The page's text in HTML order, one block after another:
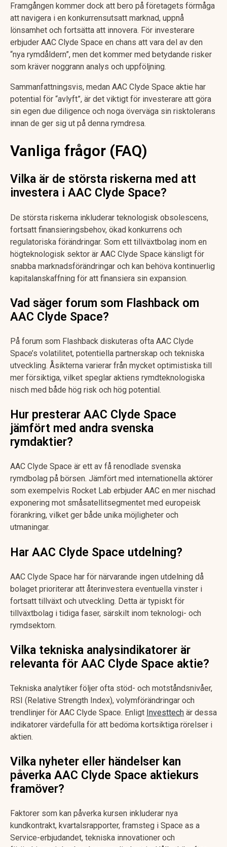
Framgången kommer dock att bero på företagets förmåga
att navigera i en konkurrensutsatt marknad, uppnå
lönsamhet och fortsätta att innovera. För investerare
erbjuder AAC Clyde Space en chans att vara del av den
“nya rymdåldern”, men det kommer med betydande risker
som kräver noggrann analys och uppföljning.
Sammanfattningsvis, medan AAC Clyde Space aktie har
potential för “avlyft”, är det viktigt för investerare att göra
sin egen due diligence och noga överväga sin risktolerans
innan de ger sig ut på denna rymdresa.
Vanliga frågor (FAQ)
Vilka är de största riskerna med att
investera i AAC Clyde Space?
De största riskerna inkluderar teknologisk obsolescens,
fortsatt finansieringsbehov, ökad konkurrens och
regulatoriska förändringar. Som ett tillväxtbolag inom en
högteknologisk sektor är AAC Clyde Space känsligt för
snabba marknadsförändringar och kan behöva kontinuerlig
kapitalanskaffning för att finansiera sin expansion.
Vad säger forum som Flashback om
AAC Clyde Space?
På forum som Flashback diskuteras ofta AAC Clyde
Space’s volatilitet, potentiella partnerskap och tekniska
utveckling. Åsikterna varierar från mycket optimistiska till
mer försiktiga, vilket speglar aktiens rymdteknologiska
nisch med både hög risk och hög potential.
Hur presterar AAC Clyde Space
jämfört med andra svenska
rymdaktier?
AAC Clyde Space är ett av få renodlade svenska
rymdbolag på börsen. Jämfört med internationella aktörer
som exempelvis Rocket Lab erbjuder AAC en mer nischad
exponering mot småsatellitsegmentet med europeisk
förankring, vilket ger både unika möjligheter och
utmaningar.
Har AAC Clyde Space utdelning?
AAC Clyde Space har för närvarande ingen utdelning då
bolaget prioriterar att återinvestera eventuella vinster i
fortsatt tillväxt och utveckling. Detta är typiskt för
tillväxtbolag i tidiga faser, särskilt inom teknologi- och
rymdsektorn.
Vilka tekniska analysindikatorer är
relevanta för AAC Clyde Space aktie?
Tekniska analytiker följer ofta stöd- och motståndsnivåer,
RSI (Relative Strength Index), volymförändringar och
trendlinjer för AAC Clyde Space. Enligt Investtech är dessa
indikatorer värdefulla för att bedöma kortsiktiga rörelser i
aktien.
Vilka nyheter eller händelser kan
påverka AAC Clyde Space aktiekurs
framöver?
Faktorer som kan påverka kursen inkluderar nya
kundkontrakt, kvartalsrapporter, framsteg i Space as a
Service-erbjudandet, tekniska innovationer och